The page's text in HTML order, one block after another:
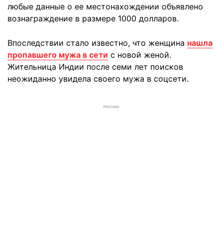
любые данные о ее местонахождении объявлено
вознаграждение в размере 1000 долларов.
Впоследствии стало известно, что женщина нашла
пропавшего мужа в сети с новой женой.
Жительница Индии после семи лет поисков
неожиданно увидела своего мужа в соцсети.
РЕКЛАМА